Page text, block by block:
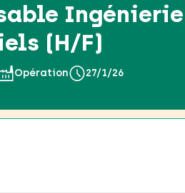
(H/F)
Opération 27/1/26